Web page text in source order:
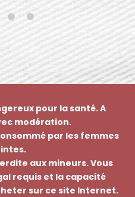
pour la santé. A
modération.
par les femmes
aux mineurs. Vous
requis et la capacité
sur ce site Internet.